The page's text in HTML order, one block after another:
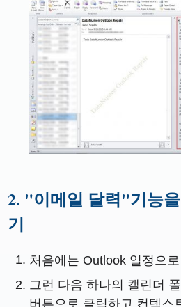
2. "이메일 달력"기능
기
처음에는 Outlook 일정으
그런 다음 하나의 캘린더
버튼으로 클릭하고 컨텍스